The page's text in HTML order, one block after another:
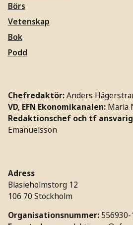
Börs
Vetenskap
Bok
Podd
Chefredaktör:Anders
VD, EFN Ekonomikanalen: Maria
Redaktionschef och tf
Emanuelsson
Adress
Blasieholmstorg 12
106 70 Stockholm
Organisationsnummer: 556930-